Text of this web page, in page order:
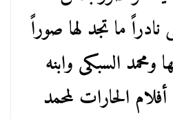
نادراً ما تجد لها صوراً
السبكى وابنه
الحارات لمحمد